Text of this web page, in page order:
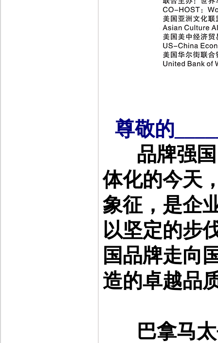
尊敬的
品牌强
体化的今天
象征，是企
以坚定的步
国品牌走向
造的卓越品
巴拿马